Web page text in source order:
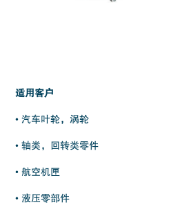
适用客户
• 汽车叶轮，涡轮
• 轴类，回转类零件
• 航空机匣
• 液压零部件